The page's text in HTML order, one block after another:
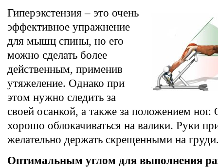
Гиперэкстензия – это очень
эффективное упражнение
для мышц спины, но его
можно сделать более
действенным, применив
утяжеление. Однако при
этом нужно следить за
своей осанкой, а также за положением
хорошо облокачиваться на валики. Руки
желательно держать скрещенными на
Оптимальным углом для выполнения